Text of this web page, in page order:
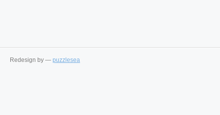
Redesign by — puzzlesea